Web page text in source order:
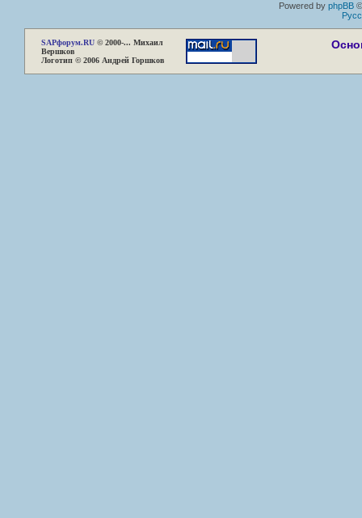
Powered by phpBB
SAPфорум.RU © 2000-... Михаил
Вершков
Логотип © 2006 Андрей Горшков